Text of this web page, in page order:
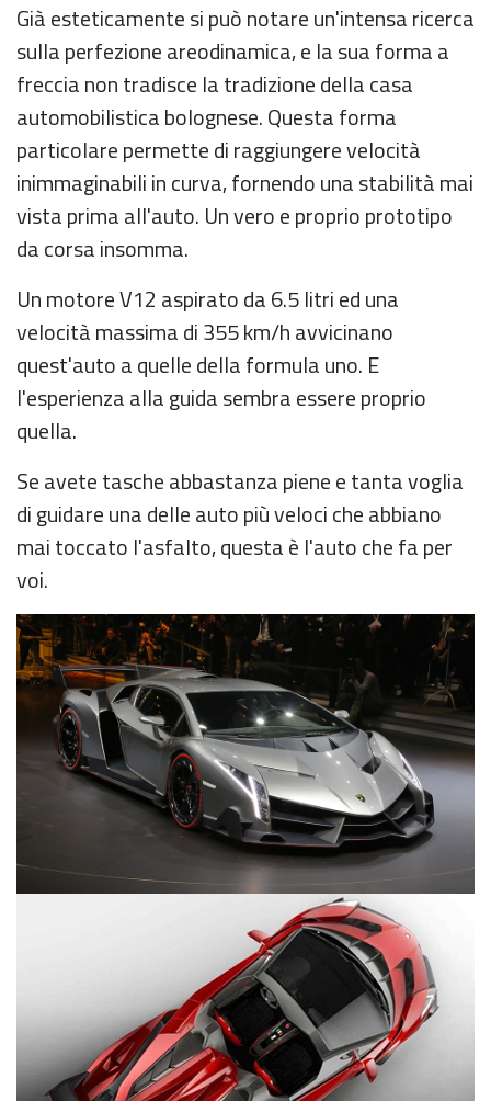
Già esteticamente si può notare un'intensa ricerca
sulla perfezione areodinamica, e la sua forma a
freccia non tradisce la tradizione della casa
automobilistica bolognese. Questa forma
particolare permette di raggiungere velocità
inimmaginabili in curva, fornendo una stabilità mai
vista prima all'auto. Un vero e proprio prototipo
da corsa insomma.
Un motore V12 aspirato da 6.5 litri ed una
velocità massima di 355 km/h avvicinano
quest'auto a quelle della formula uno. E
l'esperienza alla guida sembra essere proprio
quella.
Se avete tasche abbastanza piene e tanta voglia
di guidare una delle auto più veloci che abbiano
mai toccato l'asfalto, questa è l'auto che fa per
voi.